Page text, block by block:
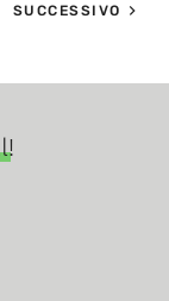
SUCCESSIVO